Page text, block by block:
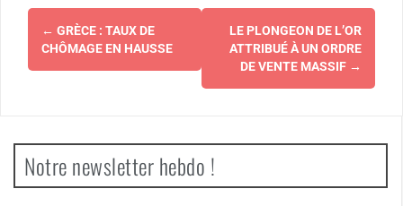
Navigation
d'article
← GRÈCE : TAUX DE
CHÔMAGE EN HAUSSE
LE PLONGEON DE L’OR
ATTRIBUÉ À UN ORDRE
DE VENTE MASSIF →
Notre newsletter hebdo !